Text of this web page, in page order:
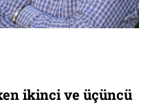
ikinci ve üçüncü